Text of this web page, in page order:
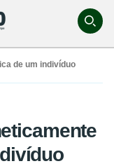
de um indivíduo